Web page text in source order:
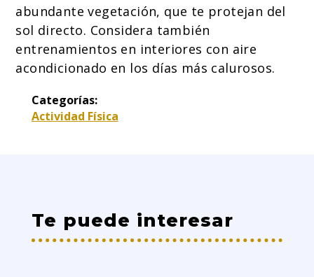
abundante vegetación, que te protejan del
sol directo. Considera también
entrenamientos en interiores con aire
acondicionado en los días más calurosos.
Categorías:
Actividad Física
Te puede interesar